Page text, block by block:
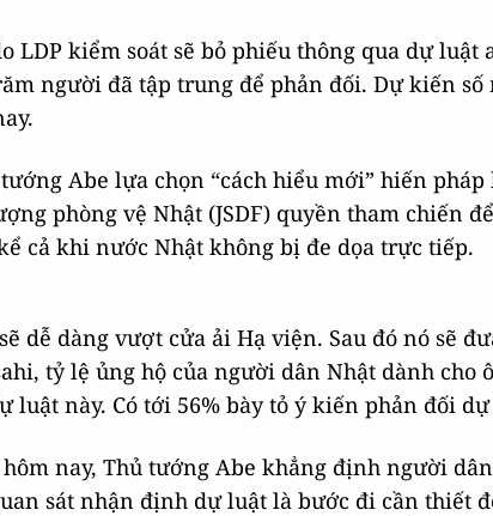
LDP kiểm soát sẽ bỏ phiếu thông qua dự luật
người đã tập trung để phản đối. Dự kiến
Abe lựa chọn “cách hiểu mới” hiến pháp
phòng vệ Nhật (JSDF) quyền tham chiến
cả khi nước Nhật không bị đe dọa trực tiếp.
dễ dàng vượt cửa ải Hạ viện. Sau đó nó sẽ
tỷ lệ ủng hộ của người dân Nhật dành cho
luật này. Có tới 56% bày tỏ ý kiến phản đối
nay, Thủ tướng Abe khẳng định người
sát nhận định dự luật là bước đi cần thiết